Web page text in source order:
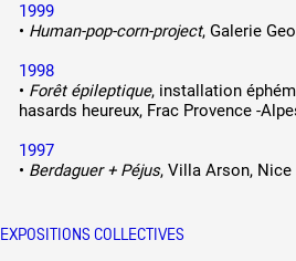
1999
• Human-pop-corn-project, Galerie
1998
• Forêt épileptique, installation
hasards heureux, Frac Provence -
1997
• Berdaguer + Péjus, Villa Arson, Nice
EXPOSITIONS COLLECTIVES